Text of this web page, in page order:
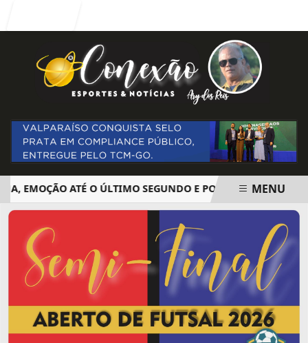
ATÉ O ÚLTIMO SEGUNDO E POLÊMICA. BIG
EM ALTA
MENU